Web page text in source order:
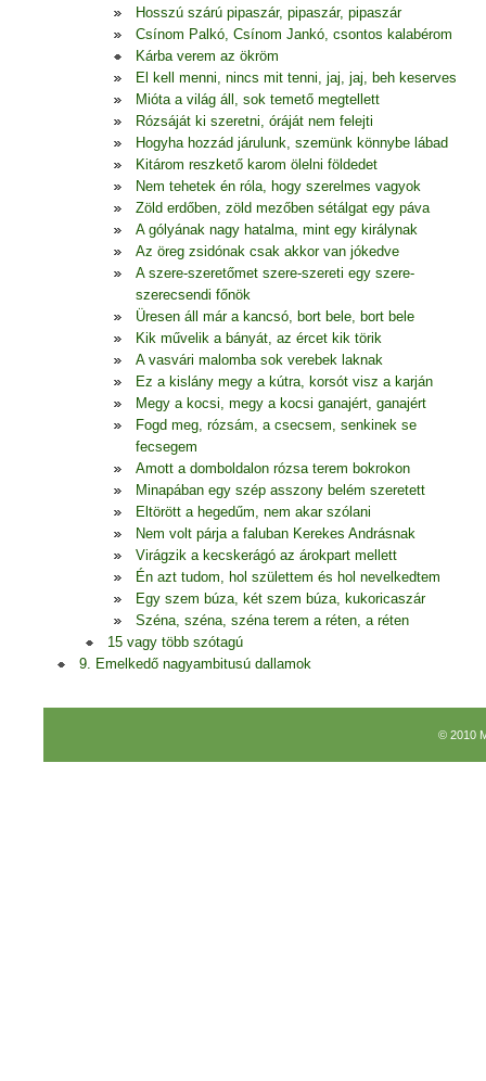
Hosszú szárú pipaszár, pipaszár, pipaszár
Csínom Palkó, Csínom Jankó, csontos kalabérom
Kárba verem az ökröm
El kell menni, nincs mit tenni, jaj, jaj, beh keserves
Mióta a világ áll, sok temető megtellett
Rózsáját ki szeretni, óráját nem felejti
Hogyha hozzád járulunk, szemünk könnybe lábad
Kitárom reszkető karom ölelni földedet
Nem tehetek én róla, hogy szerelmes vagyok
Zöld erdőben, zöld mezőben sétálgat egy páva
A gólyának nagy hatalma, mint egy királynak
Az öreg zsidónak csak akkor van jókedve
A szere-szeretőmet szere-szereti egy szere-
szerecsendi főnök
Üresen áll már a kancsó, bort bele, bort bele
Kik művelik a bányát, az ércet kik törik
A vasvári malomba sok verebek laknak
Ez a kislány megy a kútra, korsót visz a karján
Megy a kocsi, megy a kocsi ganajért, ganajért
Fogd meg, rózsám, a csecsem, senkinek se
fecsegem
Amott a domboldalon rózsa terem bokrokon
Minapában egy szép asszony belém szeretett
Eltörött a hegedűm, nem akar szólani
Nem volt párja a faluban Kerekes Andrásnak
Virágzik a kecskerágó az árokpart mellett
Én azt tudom, hol születtem és hol nevelkedtem
Egy szem búza, két szem búza, kukoricaszár
Széna, széna, széna terem a réten, a réten
15 vagy több szótagú
9. Emelkedő nagyambitusú dallamok
© 2010